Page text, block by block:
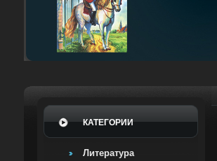
КАТЕГОРИИ
Литература